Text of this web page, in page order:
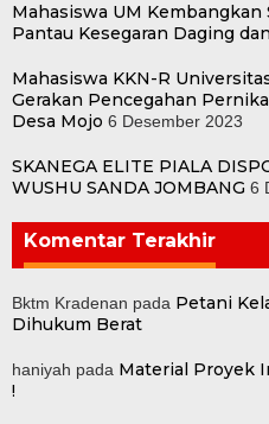
Mahasiswa UM Kembangkan
Pantau Kesegaran Daging
Mahasiswa KKN-R
Gerakan Pencegahan
Desa Mojo 6 Desember 2023
SKANEGA ELITE PIALA
WUSHU SANDA JOMBANG 6
Komentar Terakhir
Bktm Kradenan pada Petani
Dihukum Berat
haniyah pada Material Proyek
!